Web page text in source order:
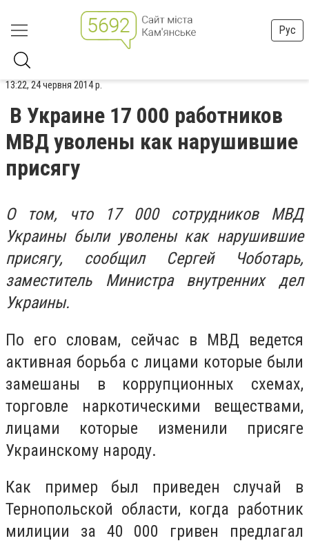
Рус
13:22, 24 червня 2014 р.
В Украине 17 000 работников
МВД уволены как нарушившие
присягу
О том, что 17 000 сотрудников МВД
Украины были уволены как нарушившие
присягу, сообщил Сергей Чоботарь,
заместитель Министра внутренних дел
Украины.
По его словам, сейчас в МВД ведется
активная борьба с лицами которые были
замешаны в коррупционных схемах,
торговле наркотическими веществами,
лицами которые изменили присяге
Украинскому народу.
Как пример был приведен случай в
Тернопольской области, когда работник
милиции за 40 000 гривен предлагал